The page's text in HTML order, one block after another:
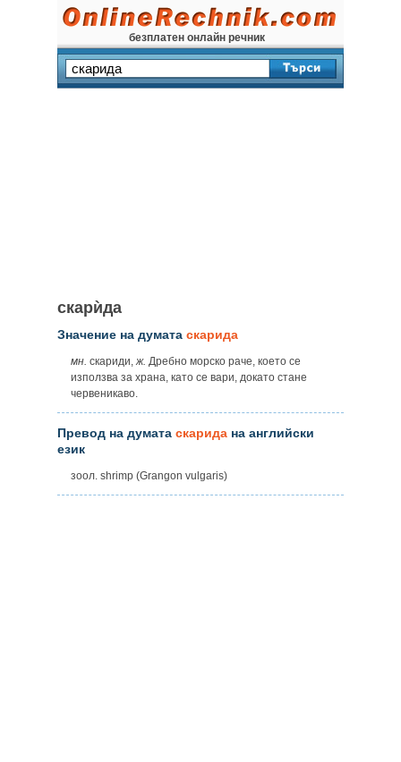
безплатен онлайн речник
скарѝда
Значение на думата скарида
мн. скариди,ж. Дребно морско раче, което се
използва за храна, като се вари, докато стане
червеникаво.
Превод на думата скарида на английски
език
зоол. shrimp (Grangon vulgaris)